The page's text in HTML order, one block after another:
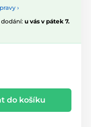
›
u vás v pátek 7.
do košíku